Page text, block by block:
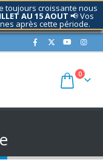
toujours croissante nous
AU 15 AOUT 📢 Vos
après cette période.
0